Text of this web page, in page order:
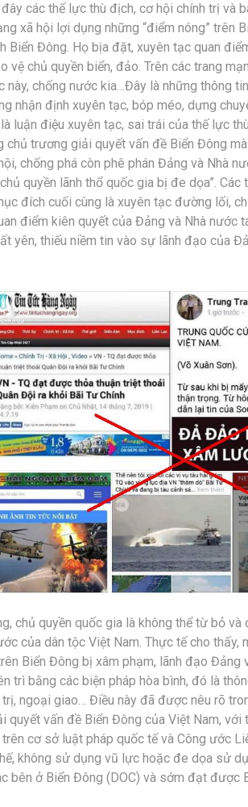
các thế lực thù địch, cơ hội chính trị và
xã hội lợi dụng những “điểm nóng” trên
Biển Đông. Họ bịa đặt, xuyên tạc quan
vệ chủ quyền biển, đảo. Trên các trang
này, chống nước kia…Đây là những thông
nhận định xuyên tạc, bóp méo, dựng
luận điệu xuyên tạc, sai trái của thế lực
chủ trương giải quyết vấn đề Biển Đông
chống phá còn phê phán Đảng và Nhà
quyền lãnh thổ quốc gia bị đe dọa”.
đích cuối cùng là xuyên tạc đường lối,
điểm kiên quyết của Đảng và Nhà nước
yên, thiếu niềm tin vào sự lãnh đạo của
chủ quyền quốc gia là không thể từ bỏ
của dân tộc Việt Nam. Thực tế cho thấy,
Biển Đông bị xâm phạm, lãnh đạo Đảng
trì bằng các biện pháp hòa bình, đó là
ngoại giao… Điều này đã được nêu rõ
quyết vấn đề Biển Đông của Việt Nam,
cơ sở luật pháp quốc tế và Công ước
không sử dụng vũ lực hoặc đe dọa sử
bên ở Biển Đông (DOC) và sớm đạt được